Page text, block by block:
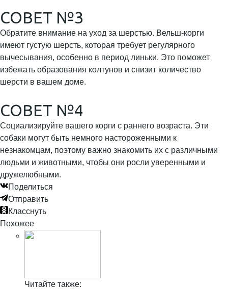
СОВЕТ №3
Обратите внимание на уход за шерстью. Вельш-корги
имеют густую шерсть, которая требует регулярного
вычесывания, особенно в период линьки. Это поможет
избежать образования колтунов и снизит количество
шерсти в вашем доме.
СОВЕТ №4
Социализируйте вашего корги с раннего возраста. Эти
собаки могут быть немного настороженными к
незнакомцам, поэтому важно знакомить их с различными
людьми и животными, чтобы они росли уверенными и
дружелюбными.
Поделиться
Отправить
Класснуть
Похожее
Читайте также: